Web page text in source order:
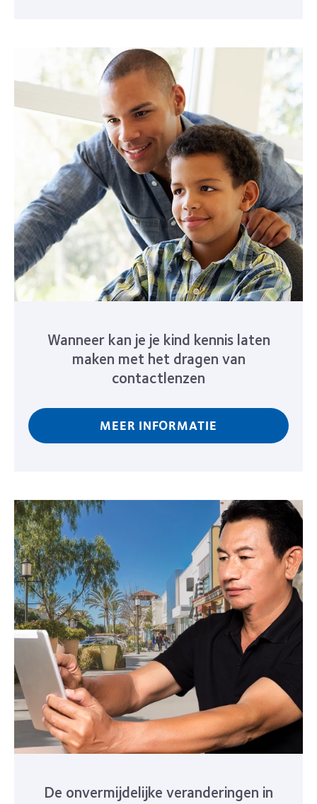
Wanneer kan je je kind kennis laten
maken met het dragen van
contactlenzen
MEER INFORMATIE
De onvermijdelijke veranderingen in